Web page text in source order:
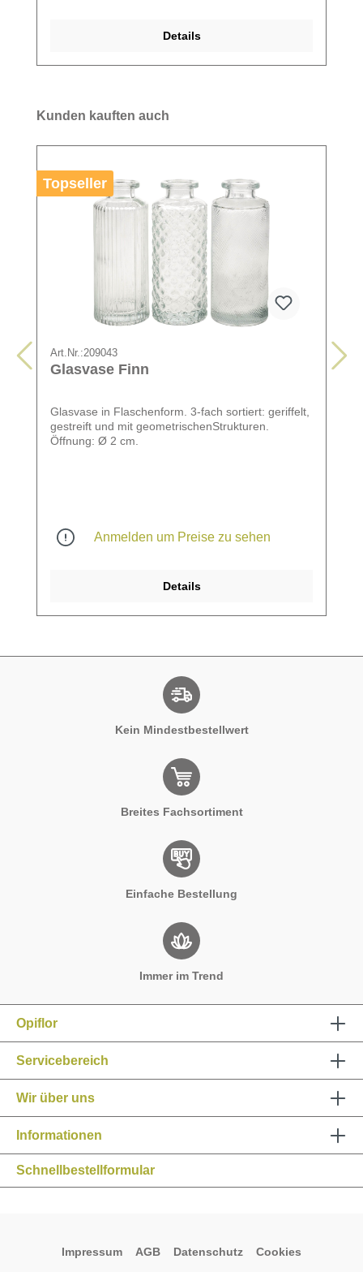
Details
Kunden kauften auch
Topseller
Art.Nr.:209043
Glasvase Finn
Glasvase in Flaschenform. 3-fach sortiert: geriffelt,
gestreift und mit geometrischenStrukturen.
Öffnung: Ø 2 cm.
Anmelden um Preise zu sehen
Details
Kein Mindestbestellwert
Breites Fachsortiment
Einfache Bestellung
Immer im Trend
Opiflor
Servicebereich
Wir über uns
Informationen
Schnellbestellformular
Impressum AGB Datenschutz Cookies